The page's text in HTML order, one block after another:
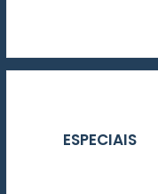
ESPECIAIS